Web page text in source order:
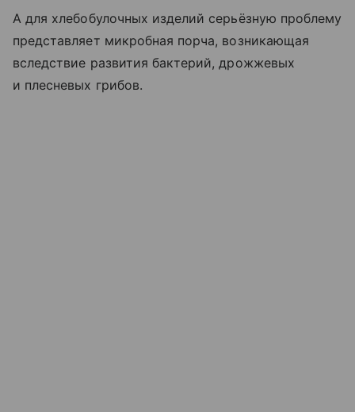
А для хлебобулочных изделий серьёзную проблему
представляет микробная порча, возникающая
вследствие развития бактерий, дрожжевых
и плесневых грибов.